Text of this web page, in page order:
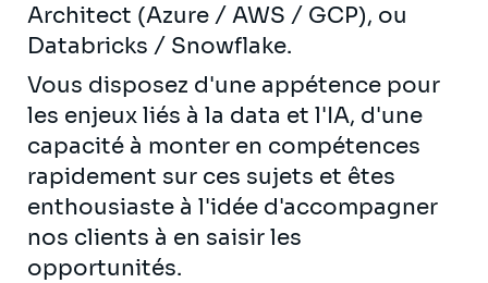
Architect (Azure / AWS / GCP), ou
Databricks / Snowflake.
Vous disposez d'une appétence pour
les enjeux liés à la data et l'IA, d'une
capacité à monter en compétences
rapidement sur ces sujets et êtes
enthousiaste à l'idée d'accompagner
nos clients à en saisir les
opportunités.